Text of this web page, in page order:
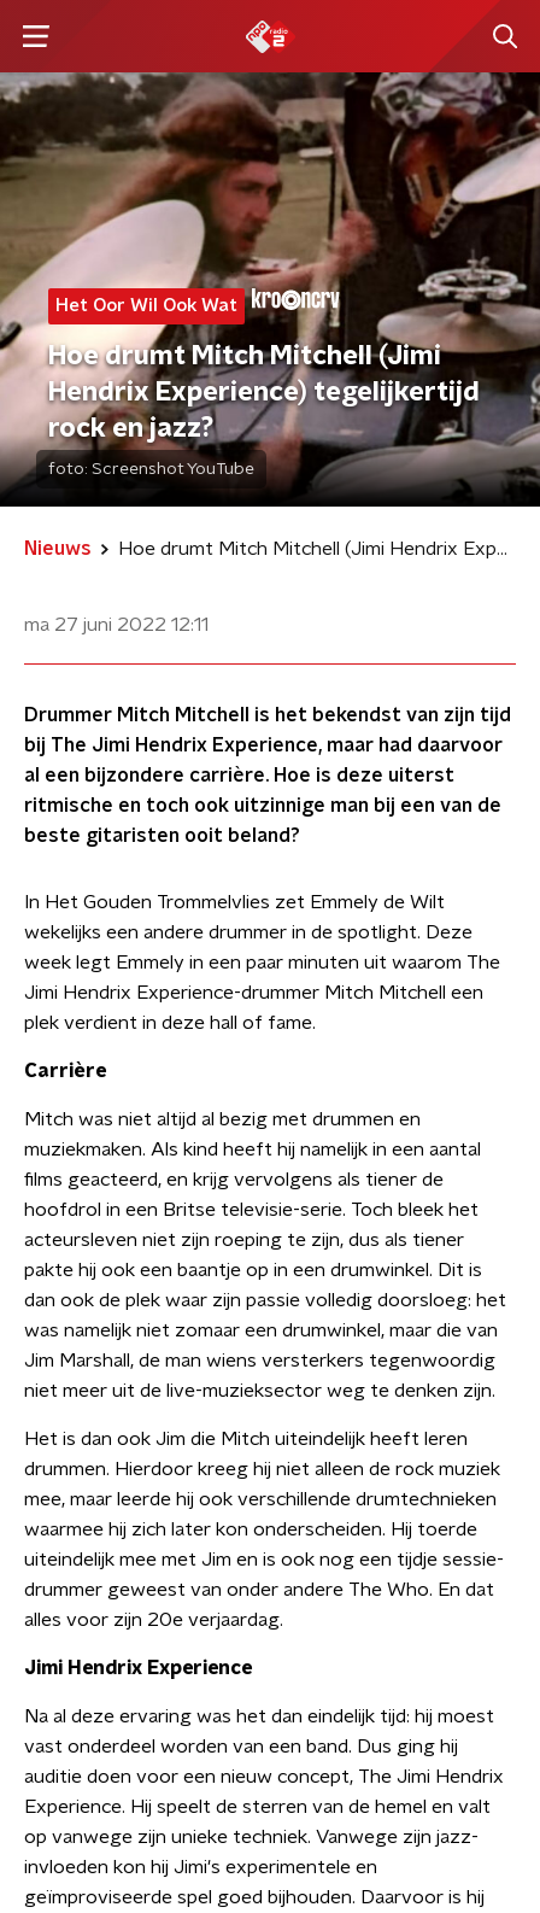
Het Oor Wil Ook Wat
Hoe drumt Mitch Mitchell (Jimi
Hendrix Experience) tegelijkertijd
rock en jazz?
foto: Screenshot YouTube
Nieuws Hoe drumt Mitch Mitchell (Jimi Hendrix Experience) tegelijkertijd rock en jazz?
ma 27 juni 2022 12:11
Drummer Mitch Mitchell is het bekendst van zijn tijd
bij The Jimi Hendrix Experience, maar had daarvoor
al een bijzondere carrière. Hoe is deze uiterst
ritmische en toch ook uitzinnige man bij een van de
beste gitaristen ooit beland?
In Het Gouden Trommelvlies zet Emmely de Wilt
wekelijks een andere drummer in de spotlight. Deze
week legt Emmely in een paar minuten uit waarom The
Jimi Hendrix Experience-drummer Mitch Mitchell een
plek verdient in deze hall of fame.
Carrière
Mitch was niet altijd al bezig met drummen en
muziekmaken. Als kind heeft hij namelijk in een aantal
films geacteerd, en krijg vervolgens als tiener de
hoofdrol in een Britse televisie-serie. Toch bleek het
acteursleven niet zijn roeping te zijn, dus als tiener
pakte hij ook een baantje op in een drumwinkel. Dit is
dan ook de plek waar zijn passie volledig doorsloeg: het
was namelijk niet zomaar een drumwinkel, maar die van
Jim Marshall, de man wiens versterkers tegenwoordig
niet meer uit de live-muzieksector weg te denken zijn.
Het is dan ook Jim die Mitch uiteindelijk heeft leren
drummen. Hierdoor kreeg hij niet alleen de rock muziek
mee, maar leerde hij ook verschillende drumtechnieken
waarmee hij zich later kon onderscheiden. Hij toerde
uiteindelijk mee met Jim en is ook nog een tijdje sessie-
drummer geweest van onder andere The Who. En dat
alles voor zijn 20e verjaardag.
Jimi Hendrix Experience
Na al deze ervaring was het dan eindelijk tijd: hij moest
vast onderdeel worden van een band. Dus ging hij
auditie doen voor een nieuw concept, The Jimi Hendrix
Experience. Hij speelt de sterren van de hemel en valt
op vanwege zijn unieke techniek. Vanwege zijn jazz-
invloeden kon hij Jimi's experimentele en
geïmproviseerde spel goed bijhouden. Daarvoor is hij